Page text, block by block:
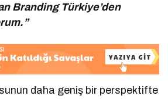
Branding Türkiye’den
daha geniş bir perspektifte